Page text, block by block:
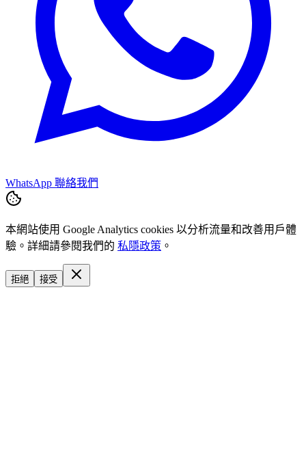
WhatsApp 聯絡我們
本網站使用 Google Analytics cookies 以分析流量和改善用戶體
驗。詳細請參閱我們的 私隱政策 。
拒絕 接受